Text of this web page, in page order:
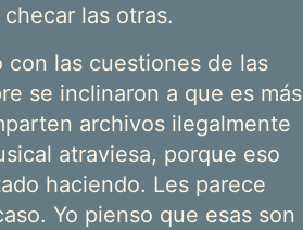
las otras.
las cuestiones de las
se inclinaron a que es más
archivos ilegalmente
atraviesa, porque eso
haciendo. Les parece
Yo pienso que esas son